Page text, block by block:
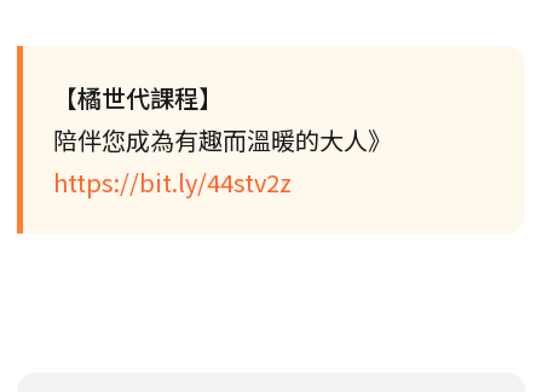
【橘世代課程】
陪伴您成為有趣而溫暖的大人》
https://bit.ly/44stv2z